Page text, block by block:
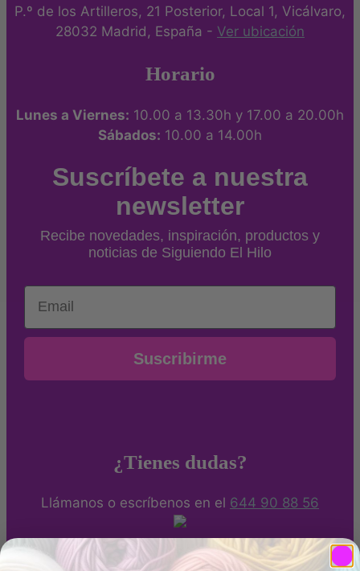
P.º de los Artilleros, 21 Posterior, Local 1, Vicálvaro,
28032 Madrid, España - Ver ubicación
Horario
Lunes a Viernes: 10.00 a 13.30h y 17.00 a 20.00h
Sábados: 10.00 a 14.00h
Suscríbete a nuestra
newsletter
Recibe novedades, inspiración, productos y
noticias de Siguiendo El Hilo
Email
Suscribirme
¿Tienes dudas?
Llámanos o escríbenos en el 644 90 88 56
Métodos de pago